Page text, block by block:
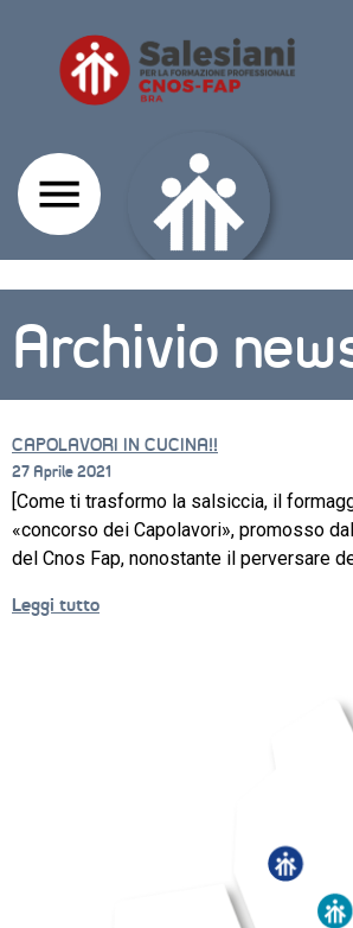
CORSI
NEWS
SETTORI
Archivio
CAPOLAVORI IN CUCINA!!
27 Aprile 2021
[Come ti trasformo la salsiccia, il
«concorso dei Capolavori», promosso
del Cnos Fap, nonostante il perversare
Leggi tutto